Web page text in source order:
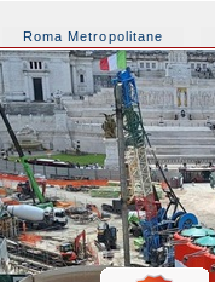
Roma Metropolitane